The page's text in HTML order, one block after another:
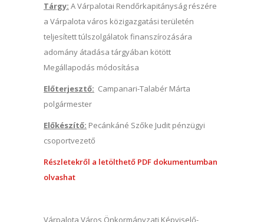
Tárgy: A Várpalotai Rendőrkapitányság részére
a Várpalota város közigazgatási területén
teljesített túlszolgálatok finanszírozására
adomány átadása tárgyában kötött
Megállapodás módosítása
Előterjesztő: Campanari-Talabér Márta
polgármester
Előkészítő: Pecánkáné Szőke Judit pénzügyi
csoportvezető
Részletekről a letölthető PDF dokumentumban
olvashat
Várpalota Város Önkormányzati Képviselő-